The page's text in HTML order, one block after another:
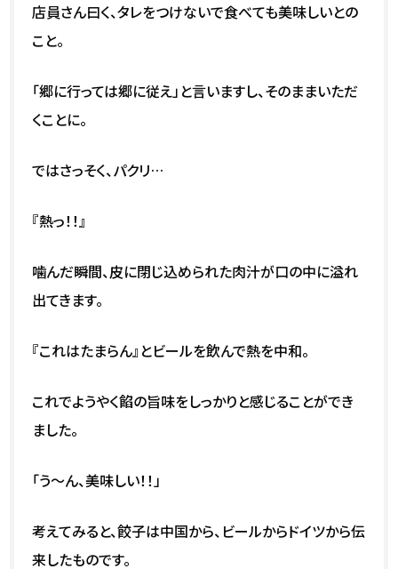
店員さん曰く、タレをつけないで食べても美味しいとの
こと。
「郷に行っては郷に従え」と言いますし、そのままいただ
くことに。
ではさっそく、パクリ…
『熱っ！！』
噛んだ瞬間、皮に閉じ込められた肉汁が口の中に溢れ
出てきます。
『これはたまらん』とビールを飲んで熱を中和。
これでようやく餡の旨味をしっかりと感じることができ
ました。
「う～ん、美味しい！！」
考えてみると、餃子は中国から、ビールからドイツから伝
来したものです。